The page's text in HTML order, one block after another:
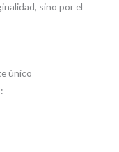
sino por el
único